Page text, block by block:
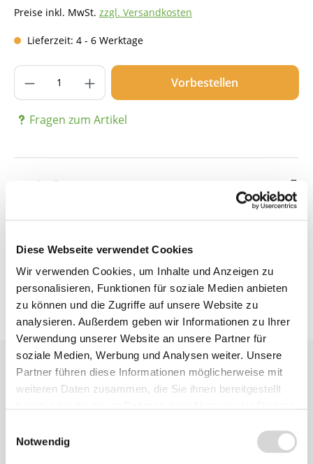
Diese Webseite verwendet Cookies
Wir verwenden Cookies, um Inhalte und Anzeigen zu
personalisieren, Funktionen für soziale Medien anbieten
zu können und die Zugriffe auf unsere Website zu
analysieren. Außerdem geben wir Informationen zu Ihrer
Verwendung unserer Website an unsere Partner für
soziale Medien, Werbung und Analysen weiter. Unsere
Partner führen diese Informationen möglicherweise mit
weiteren Daten zusammen, die Sie ihnen bereitgestellt
Notwendig
Preise inkl. MwSt. zzgl. Versandkosten
Lieferzeit: 4 - 6 Werktage
Produkt Anzahl: Gib den gewünschten
Vorbestellen
Fragen zum Artikel
Beschreibung
Zu diesem